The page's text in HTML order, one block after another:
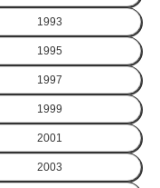
1993
1995
1997
1999
2001
2003